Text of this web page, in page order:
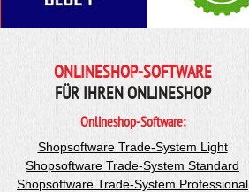
ONLINESHOP-SOFTWARE
FÜR IHREN ONLINESHOP
Onlineshop-Software:
Shopsoftware Trade-System Light
Shopsoftware Trade-System Standard
Shopsoftware Trade-System Professional